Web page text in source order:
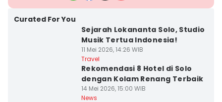
Curated For You
Sejarah Lokananta Solo, Studio
Musik Tertua Indonesia!
11 Mei 2026, 14:26 WIB
Travel
Rekomendasi 8 Hotel di Solo
dengan Kolam Renang Terbaik
14 Mei 2026, 15:00 WIB
News